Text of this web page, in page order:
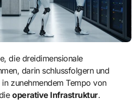
darin schlussfolgern und
zunehmendem Tempo von
operative Infrastruktur.